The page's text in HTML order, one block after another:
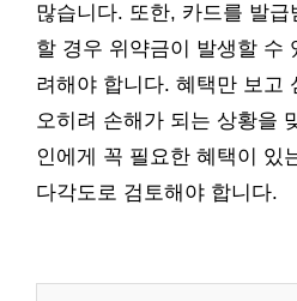
많습니다. 또한, 카드를 발급
할 경우 위약금이 발생할 수
려해야 합니다. 혜택만 보고
오히려 손해가 되는 상황을
인에게 꼭 필요한 혜택이 있
다각도로 검토해야 합니다.